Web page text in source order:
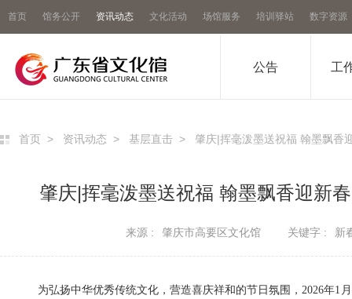
首页 馆务公开 资讯动态 文化活动 场馆服务 培训驿站 数字资源
公告 工
首页 > 资讯动态 > 基层直击 > 肇庆|挥毫泼墨送祝福 翰墨飘香
肇庆|挥毫泼墨送祝福 翰墨飘香迎新
来源 : 肇庆市高要区文化馆 关键字 : 新
为弘扬中华优秀传统文化，营造喜庆祥和的节日氛围，2026年